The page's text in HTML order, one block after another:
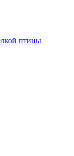
птицы